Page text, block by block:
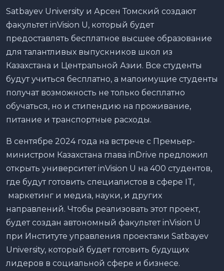
Satbayev University и Арсен Томский создают
факультет inVision U, который будет
предоставлять бесплатное высшее образование
для талантливых выпускников школ из
Казахстана и Центральной Азии. Все студенты
будут учиться бесплатно, а малоимущие студенты
получат возможность не только бесплатно
обучаться, но и стипендию на проживание,
питание и транспортные расходы.
В сентябре 2024 года на встрече с Премьер-
министром Казахстана глава inDrive предложил
открыть университет inVision U на 400 студентов,
где будут готовить специалистов в сфере IT,
маркетинг и медиа, науки, и других
направлений. Чтобы реализовать этот проект,
будет создан автономный факультет inVision U
при Институте управления проектами Satbayev
University, который будет готовить будущих
лидеров в социальной сфере и бизнесе.